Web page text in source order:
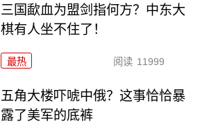
三国歃血为盟剑指何方？中东大
棋有人坐不住了！
最热 阅读 11999
五角大楼吓唬中俄？这事恰恰暴
露了美军的底裤